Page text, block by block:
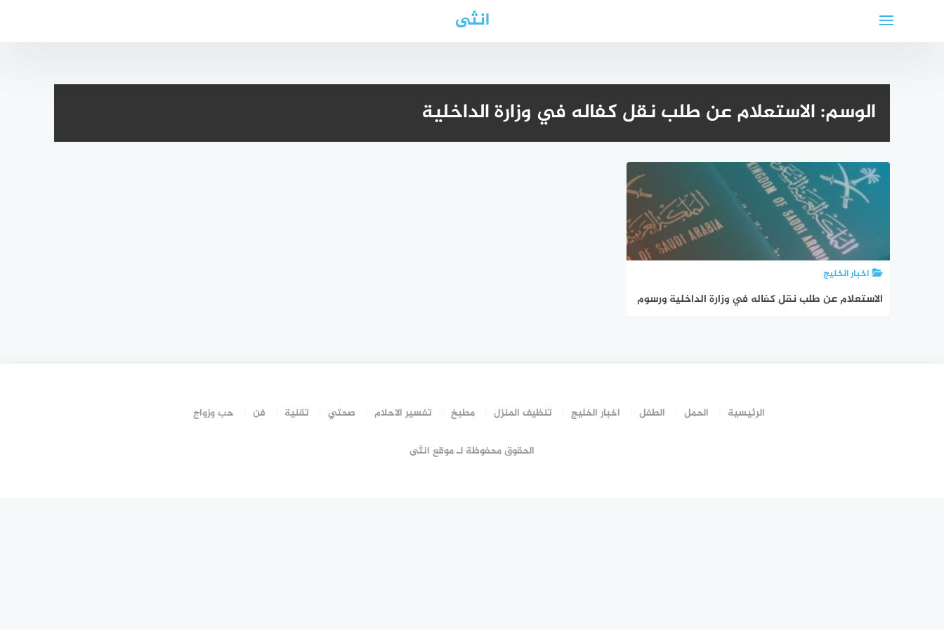
انثى
الوسم:الاستعلام عن طلب نقل كفاله في وزارة الداخلية
اخبار الخليج
الاستعلام عن طلب نقل كفاله في وزارة الداخلية ورسوم
الرئيسية الحمل الطفل اخبار الخليج تنظيف المنزل مطبخ تفسير الاحلام صحتي تقنية فن حب وزواج
الحقوق محفوظة لـ موقع انثى